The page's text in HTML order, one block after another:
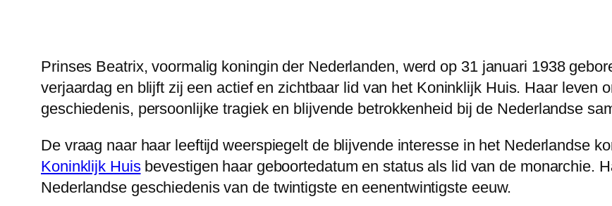
Prinses Beatrix, voormalig koningin der Nederlanden, werd op 31 januari 1938
verjaardag en blijft zij een actief en zichtbaar lid van het Koninklijk Huis. Haar leven
geschiedenis, persoonlijke tragiek en blijvende betrokkenheid bij de Nederlandse
De vraag naar haar leeftijd weerspiegelt de blijvende interesse in het Nederlandse
Koninklijk Huisbevestigen haar geboortedatum en status als lid van de monarchie.
Nederlandse geschiedenis van de twintigste en eenentwintigste eeuw.